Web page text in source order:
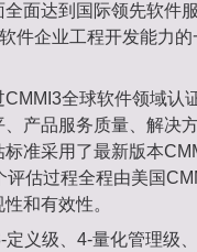
面达到国际领先软件
件企业工程开发能力的
全球软件领域认
产品服务质量、解决
准采用了最新版本
估过程全程由美国
和有效性。
义级、4-量化管理级